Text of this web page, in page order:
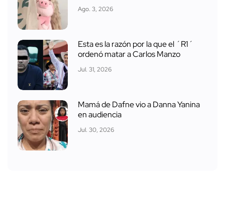
Ago. 3, 2026
Esta es la razón por la que el ´R1´
ordenó matar a Carlos Manzo
Jul. 31, 2026
Mamá de Dafne vio a Danna Yanina
en audiencia
Jul. 30, 2026